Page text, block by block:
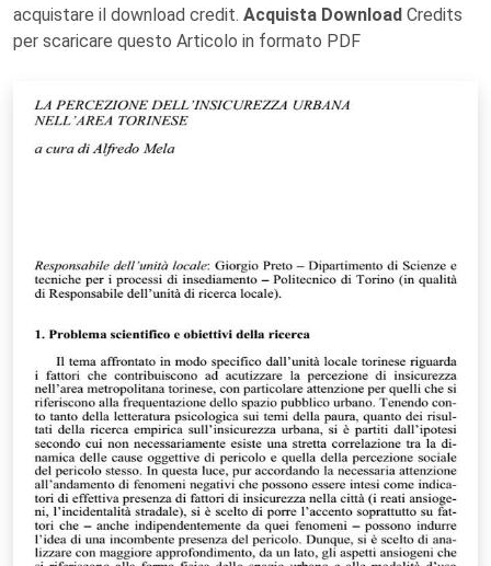
acquistare il download credit. Acquista Download Credits
per scaricare questo Articolo in formato PDF